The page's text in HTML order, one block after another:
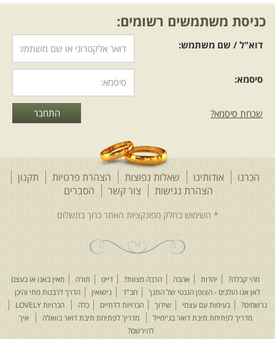
כניסת משתמשים רשומים:
דוא"ל / שם משתמש:
סיסמא:
שכחת סיסמא?
הכרנו אודותינו שאלות נפוצות הצהרת פרטיות
תקנון
הצהרת נגישות
צור קשר הסברים
מהי קבלה? יהדות אהבה הרבה מצוות? דייט תורה
מאין באנו או בעצם
לאן אנו הולכים - הצופן הגנטי של התנך
חב"ד נישואין
הדרך לרבנות מתי והיכן
נרשמים?
בעימות עם עצמי שידוך הכרויות לדתיים כלה
הכרויות LOVELY
מדריך לפתיחת תיבת דואר בג'ימייל
מדריך לפתיחת תיבת דואר בוואלה
איך
להירשם?